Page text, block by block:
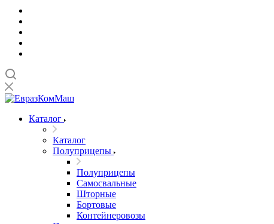
Каталог
Каталог
Полуприцепы
Полуприцепы
Самосвальные
Шторные
Бортовые
Контейнеровозы